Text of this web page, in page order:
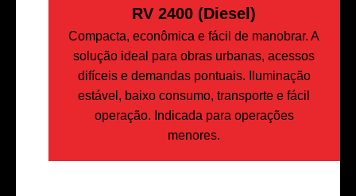
RV 2400 (Diesel)
Compacta, econômica e fácil de manobrar. A
solução ideal para obras urbanas, acessos
difíceis e demandas pontuais. Iluminação
estável, baixo consumo, transporte e fácil
operação. Indicada para operações
menores.